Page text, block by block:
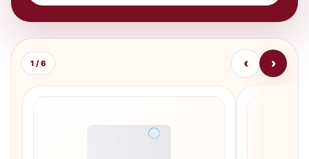
1 / 6 ‹ ›